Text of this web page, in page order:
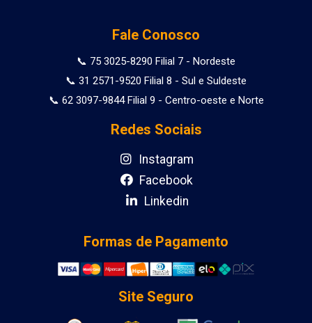
Fale Conosco
📞 75 3025-8290 Filial 7 - Nordeste
📞 31 2571-9520 Filial 8 - Sul e Suldeste
📞 62 3097-9844 Filial 9 - Centro-oeste e Norte
Redes Sociais
Instagram
Facebook
Linkedin
Formas de Pagamento
Site Seguro